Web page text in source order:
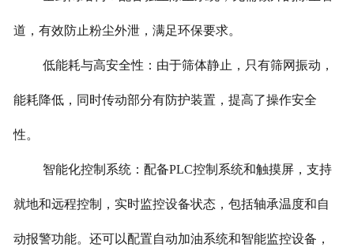
道，有效防止粉尘外泄，满足环保要求。
低能耗与高安全性：由于筛体静止，只有筛网振动，
能耗降低，同时传动部分有防护装置，提高了操作安全
性。
智能化控制系统：配备PLC控制系统和触摸屏，支持
就地和远程控制，实时监控设备状态，包括轴承温度和自
动报警功能。还可以配置自动加油系统和智能监控设备，